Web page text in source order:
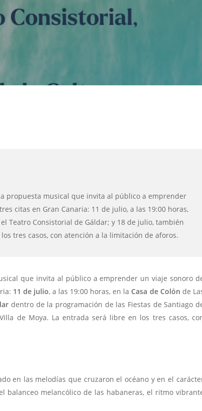
propuesta musical que invita al público a emprender
citas en Gran Canaria: 11 de julio, a las 19:00 horas,
Teatro Consistorial de Gáldar; y 18 de julio, también
tres casos, con atención a la limitación de aforos.
que invita al público a emprender un viaje sonoro
11 de julio, a las 19:00 horas, en la Casa de Colón de
dentro de la programación de las Fiestas de Santiago
de Moya. La entrada será libre en los tres casos,
en las melodías que cruzaron el océano y en el
balanceo melancólico de las habaneras, el ritmo